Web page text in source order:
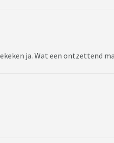
ja. Wat een ontzettend